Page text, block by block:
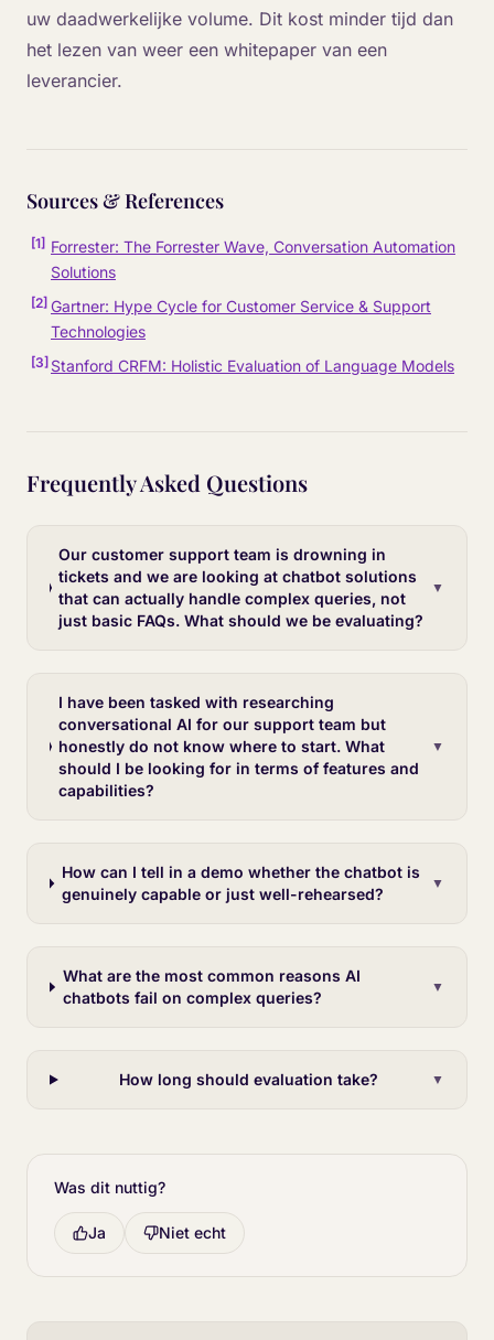
uw daadwerkelijke volume. Dit kost minder tijd dan
het lezen van weer een whitepaper van een
leverancier.
Sources & References
[1] Forrester: The Forrester Wave, Conversation Automation
Solutions
[2] Gartner: Hype Cycle for Customer Service & Support
Technologies
[3] Stanford CRFM: Holistic Evaluation of Language Models
Frequently Asked Questions
Our customer support team is drowning in
tickets and we are looking at chatbot solutions
that can actually handle complex queries, not
just basic FAQs. What should we be evaluating?
▼
I have been tasked with researching
conversational AI for our support team but
honestly do not know where to start. What
should I be looking for in terms of features and
capabilities?
▼
How can I tell in a demo whether the chatbot is
genuinely capable or just well-rehearsed?
▼
What are the most common reasons AI
chatbots fail on complex queries?
▼
How long should evaluation take? ▼
Was dit nuttig?
Ja Niet echt